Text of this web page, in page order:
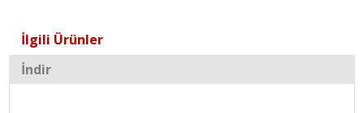
İlgili Ürünler
İndir